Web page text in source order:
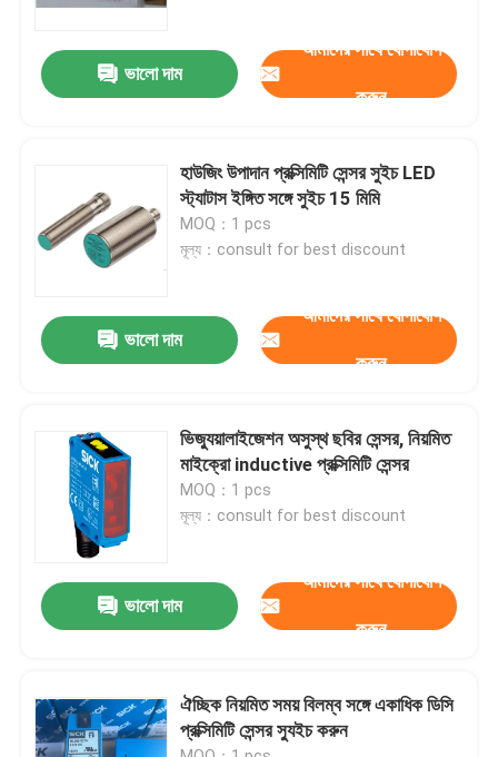
আমাদের সম্পর্কে
কারখানা ভ্রমণ
যোগাযোগ করুন
উদ্ধৃতির জন্য আবেদন
শিল্প অটোমেশন পণ্য
পিএলসি তারগুলি এবং সংযোজকগুলির
ভালো দাম
আমাদের সাথে যোগাযোগ
করুন
হাউজিং উপাদান প্রক্সিমিটি সেন্সর সুইচ LED
স্ট্যাটাস ইঙ্গিত সঙ্গে সুইচ 15 মিমি
MOQ：1 pcs
মূল্য：consult for best discount
ভালো দাম
আমাদের সাথে যোগাযোগ
করুন
ভিজ্যুয়ালাইজেশন অসুস্থ ছবির সেন্সর, নিয়মিত
মাইক্রো inductive প্রক্সিমিটি সেন্সর
MOQ：1 pcs
মূল্য：consult for best discount
ভালো দাম
আমাদের সাথে যোগাযোগ
করুন
ঐচ্ছিক নিয়মিত সময় বিলম্ব সঙ্গে একাধিক ডিসি
প্রক্সিমিটি সেন্সর স্যুইচ করুন